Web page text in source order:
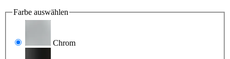
Farbe auswählen
Chrom